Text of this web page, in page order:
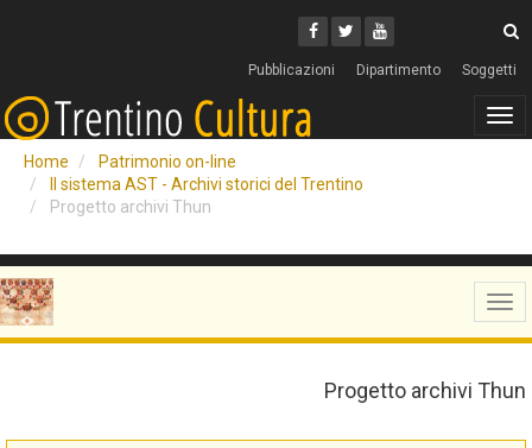
Facebook
Twitter
Youtube
Pubblicazioni Dipartimento Soggetti
Home
Patrimonio on-line
Il sistema AST - Archivi storici del Trentino
Progetto archivi Thun
Progetto archivi Thun